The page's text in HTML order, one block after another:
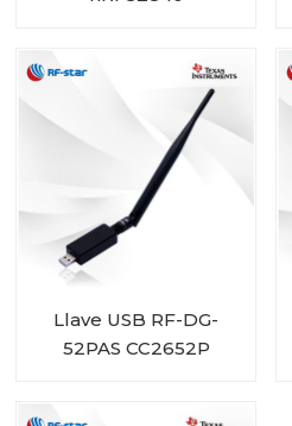
Llave USB RF-DG-
52PAS CC2652P